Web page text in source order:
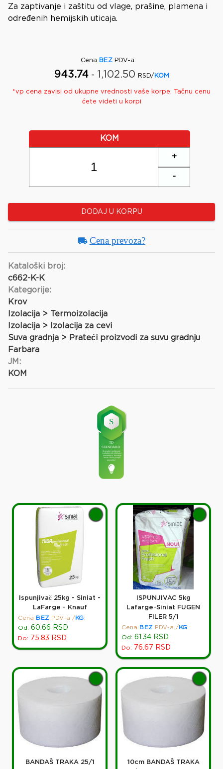
Za zaptivanje i zaštitu od vlage, prašine, plamena i
određenih hemijskih uticaja.
Cena BEZ PDV-a:
943.74- 1,102.50 RSD/ KOM
*vp cena zavisi od ukupne vrednosti vaše korpe. Tačnu cenu
ćete videti u korpi
KOM
+
-
DODAJ U KORPU
Cena prevoza?
Kataloški broj:
c662-K-K
Kategorije:
Krov
Izolacija > Termoizolacija
Izolacija > Izolacija za cevi
Suva gradnja > Prateći proizvodi za suvu gradnju
Farbara
JM:
KOM
Ispunjivač 25kg - Siniat -
LaFarge - Knauf
Cena
BEZ PDV-a / KG:
Od: 60.66 RSD
Do: 75.83 RSD
ISPUNJIVAC 5kg
Lafarge-Siniat FUGEN
FILER 5/1
Cena
BEZ PDV-a / KG:
Od: 61.34 RSD
Do: 76.67 RSD
BANDAŠ TRAKA 25/1 10cm BANDAŠ TRAKA